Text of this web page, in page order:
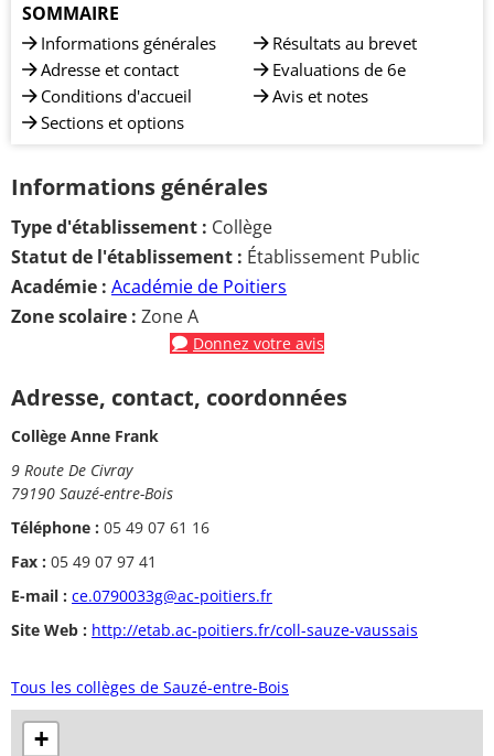
SOMMAIRE
Informations générales
Adresse et contact
Conditions d'accueil
Sections et options
Résultats au brevet
Evaluations de 6e
Avis et notes
Informations générales
Type d'établissement : Collège
Statut de l'établissement : Établissement Public
Académie : Académie de Poitiers
Zone scolaire : Zone A
Donnez votre avis
Adresse, contact, coordonnées
Collège Anne Frank
9 Route De Civray
79190 Sauzé-entre-Bois
Téléphone : 05 49 07 61 16
Fax : 05 49 07 97 41
E-mail : ce.0790033g@ac-poitiers.fr
Site Web : http://etab.ac-poitiers.fr/coll-sauze-vaussais
Tous les collèges de Sauzé-entre-Bois
+